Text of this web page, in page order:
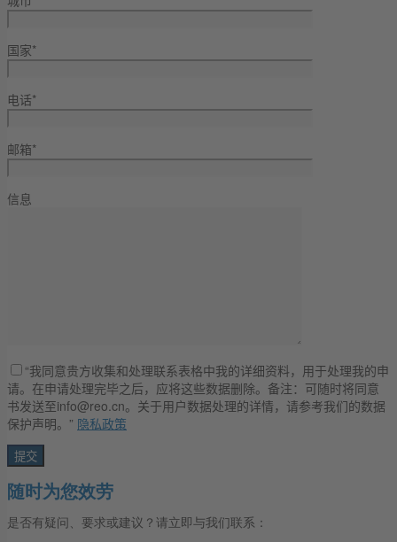
国家*
电话*
邮箱*
信息
“我同意贵方收集和处理联系表格中我的详细资料，用于处理我的申
请。在申请处理完毕之后，应将这些数据删除。备注：可随时将同意
书发送至info@reo.cn。关于用户数据处理的详情，请参考我们的数据
保护声明。” 隐私政策
随时为您效劳
是否有疑问、要求或建议？请立即与我们联系：